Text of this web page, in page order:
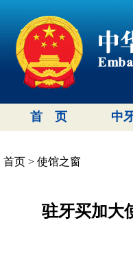
首 页 中
首页 > 使馆之窗
驻牙买加大